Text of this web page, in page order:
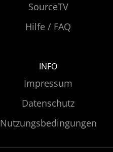
SourceTV
Hilfe / FAQ
INFO
Impressum
Datenschutz
Nutzungsbedingungen